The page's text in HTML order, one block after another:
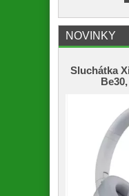
NOVINKY
Sluchátka